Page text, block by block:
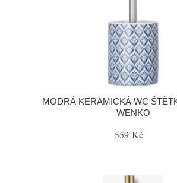
MODRÁ KERAMICKÁ WC
WENKO
559 Kč